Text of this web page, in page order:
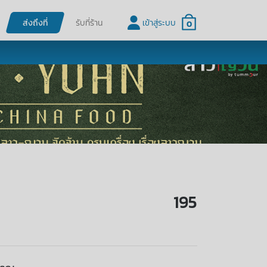
เข้าสู่ระบบ 0
ส่งถึงที่ รับที่ร้าน
195